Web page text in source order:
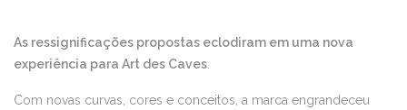
As ressignificações propostas eclodiram em uma nova
experiência para Art des Caves
Com novas curvas, cores e conceitos, a marca engrandeceu